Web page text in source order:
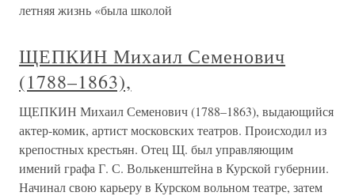
летняя жизнь «была школой
ЩЕПКИН Михаил Семенович
(1788–1863),
ЩЕПКИН Михаил Семенович (1788–1863), выдающийся
актер-комик, артист московских театров. Происходил из
крепостных крестьян. Отец Щ. был управляющим
имений графа Г. С. Волькенштейна в Курской губернии.
Начинал свою карьеру в Курском вольном театре, затем